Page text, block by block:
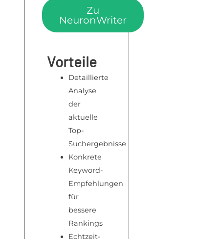
Zu
NeuronWriter
Vorteile
Detaillierte
Analyse
der
aktuelle
Top-
Suchergebnisse
Konkrete
Keyword-
Empfehlungen
für
bessere
Rankings
Echtzeit-